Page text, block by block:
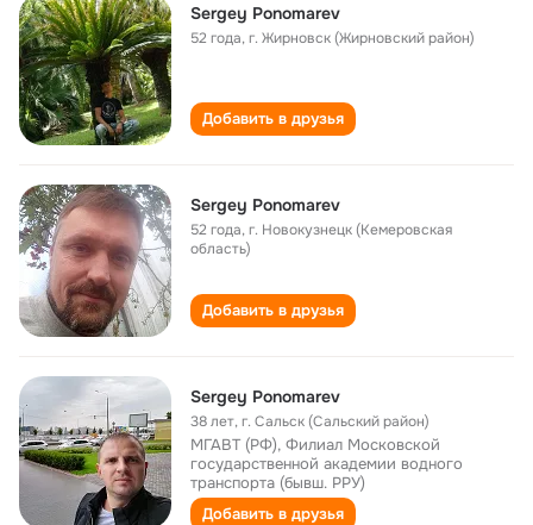
Sergey Ponomarev
52 года,г. Жирновск (Жирновский район)
Добавить в друзья
Sergey Ponomarev
52 года,г. Новокузнецк (Кемеровская
область)
Добавить в друзья
Sergey Ponomarev
38 лет,г. Сальск (Сальский район)
МГАВТ (РФ), Филиал Московской
государственной академии водного
транспорта (бывш. РРУ)
Добавить в друзья